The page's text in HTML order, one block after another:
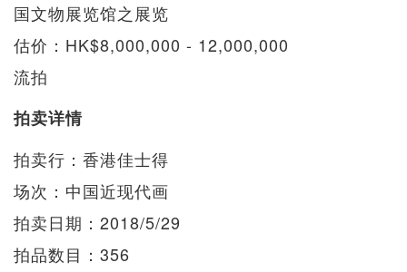
国文物展览馆之展览
估价：HK$8,000,000 - 12,000,000
流拍
拍卖详情
拍卖行：香港佳士得
场次：中国近现代画
拍卖日期：2018/5/29
拍品数目：356